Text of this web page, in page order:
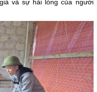
và sự hài lòng của người